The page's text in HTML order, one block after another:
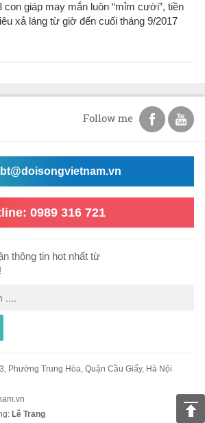
con giáp may mắn luôn “mỉm cười”, tiền
xả láng từ giờ đến cuối tháng 9/2017
Follow me
0989 316 721
thông tin hot nhất từ
Phường Trung Hòa, Quận Cầu Giấy, Hà Nội
Lê Trang